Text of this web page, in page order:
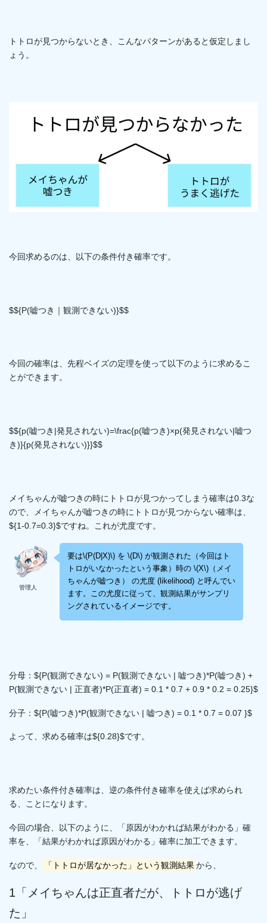
トトロが見つからないとき、こんなパターンがあると仮定しまし
ょう。
今回求めるのは、以下の条件付き確率です。
$${P(嘘つき｜観測できない)}$$
今回の確率は、先程ベイズの定理を使って以下のように求めるこ
とができます。
$${p(嘘つき|発見されない)=\frac{p(嘘つき)×p(発見されない|嘘つ
き)}{p(発見されない)}}$$
メイちゃんが嘘つきの時にトトロが見つかってしまう確率は0.3な
ので、メイちゃんが嘘つきの時にトトロが見つからない確率は、
${1-0.7=0.3}$ですね。これが尤度です。
管理人
要は\(P(D|X)\) を \(D\) が観測された（今回はト
トロがいなかったという事象）時の \(X\)（メイ
ちゃんが嘘つき） の尤度 (likelihood) と呼んでい
ます。この尤度に従って、観測結果がサンプリ
ングされているイメージです。
分母：${P(観測できない) = P(観測できない | 嘘つき)*P(嘘つき) +
P(観測できない | 正直者)*P(正直者) = 0.1 * 0.7 + 0.9 * 0.2 = 0.25}$
分子：${P(嘘つき)*P(観測できない | 嘘つき) = 0.1 * 0.7 = 0.07 }$
よって、求める確率は${0.28}$です。
求めたい条件付き確率は、逆の条件付き確率を使えば求められ
る、ことになります。
今回の場合、以下のように、「原因がわかれば結果がわかる」確
率を、「結果がわかれば原因がわかる」確率に加工できます。
なので、 「トトロが居なかった」という観測結果 から、
1「メイちゃんは正直者だが、トトロが逃げ
た」